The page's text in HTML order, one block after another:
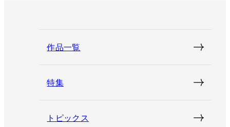
作品一覧
特集
トピックス